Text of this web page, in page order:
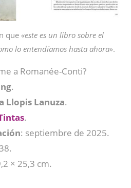
que «este es un libro sobre el
lo entendíamos hasta ahora».
a Romanée-Conti?
.
Llopis Lanuza.
.
: ‎septiembre de 2025.
× 25,3 cm.